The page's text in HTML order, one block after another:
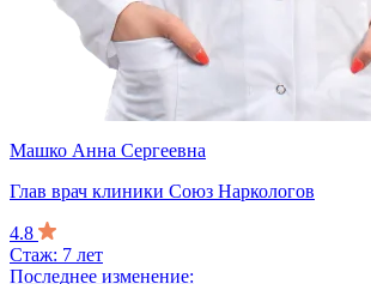
Машко Анна Сергеевна
Глав врач клиники Союз Наркологов
4.8
Стаж: 7 лет
Последнее изменение: